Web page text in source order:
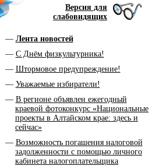
Версия для
слабовидящих
Лента новостей
С Днём физкультурника!
Штормовое предупреждение!
Уважаемые избиратели!
В регионе объявлен ежегодный
краевой фотоконкурс «Национальные
проекты в Алтайском крае: здесь и
сейчас»
Возможность погашения налоговой
задолженности с помощью личного
кабинета налогоплательщика